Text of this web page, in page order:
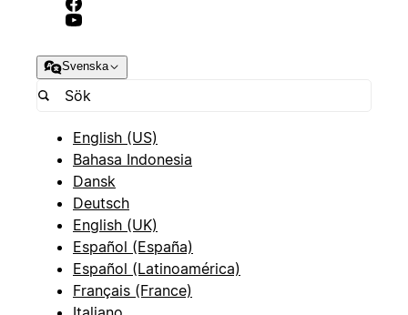
Svenska
English (US)
Bahasa Indonesia
Dansk
Deutsch
English (UK)
Español (España)
Español (Latinoamérica)
Français (France)